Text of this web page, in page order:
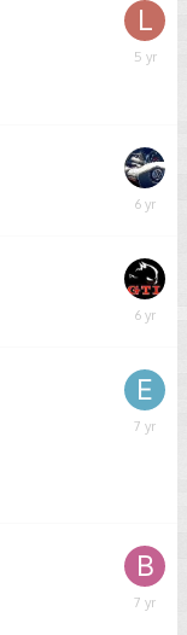
August
January
October